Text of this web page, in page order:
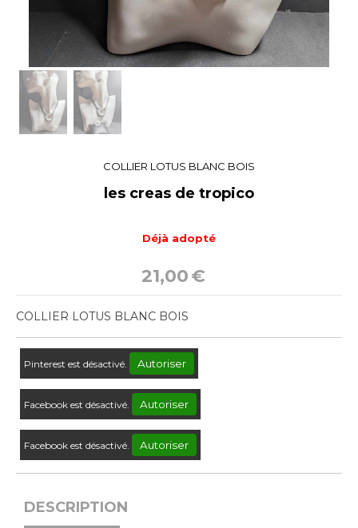
COLLIER LOTUS BLANC BOIS
les creas de tropico
21,00€
Déjà adopté
COLLIER LOTUS BLANC BOIS
Pinterest est désactivé. Autoriser
Facebook est désactivé. Autoriser
Facebook est désactivé. Autoriser
DESCRIPTION